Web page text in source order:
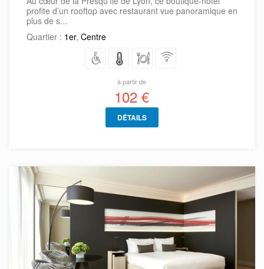
profite d’un rooftop avec restaurant vue panoramique en
plus de s...
Quartier : 1er, Centre
à partir de
102 €
DÉTAILS